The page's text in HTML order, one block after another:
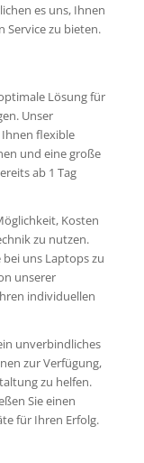
es uns, Ihnen
Service zu bieten.
Lösung für
Unser
flexible
und eine große
ab 1 Tag
Kosten
zu nutzen.
uns Laptops zu
unserer
individuellen
unverbindliches
zur Verfügung,
zu helfen.
Sie einen
für Ihren Erfolg.